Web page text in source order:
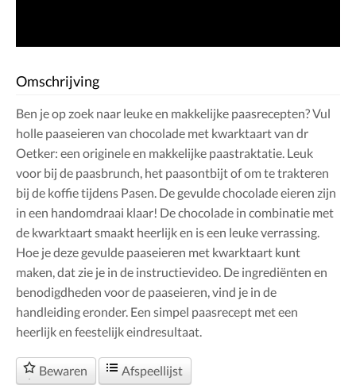
Omschrijving
Ben je op zoek naar leuke en makkelijke paasrecepten? Vul
holle paaseieren van chocolade met kwarktaart van dr
Oetker: een originele en makkelijke paastraktatie. Leuk
voor bij de paasbrunch, het paasontbijt of om te trakteren
bij de koffie tijdens Pasen. De gevulde chocolade eieren zijn
in een handomdraai klaar! De chocolade in combinatie met
de kwarktaart smaakt heerlijk en is een leuke verrassing.
Hoe je deze gevulde paaseieren met kwarktaart kunt
maken, dat zie je in de instructievideo. De ingrediënten en
benodigdheden voor de paaseieren, vind je in de
handleiding eronder. Een simpel paasrecept met een
heerlijk en feestelijk eindresultaat.
Bewaren Afspeellijst